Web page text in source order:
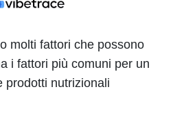
molti fattori che possono
i fattori più comuni per un
prodotti nutrizionali